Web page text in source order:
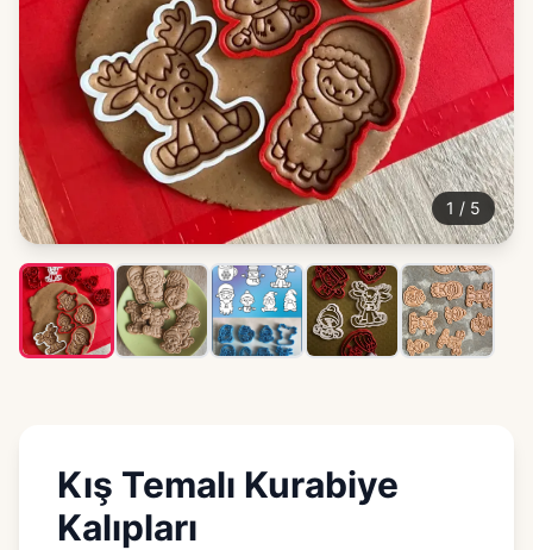
1 / 5
Kış Temalı Kurabiye
Kalıpları